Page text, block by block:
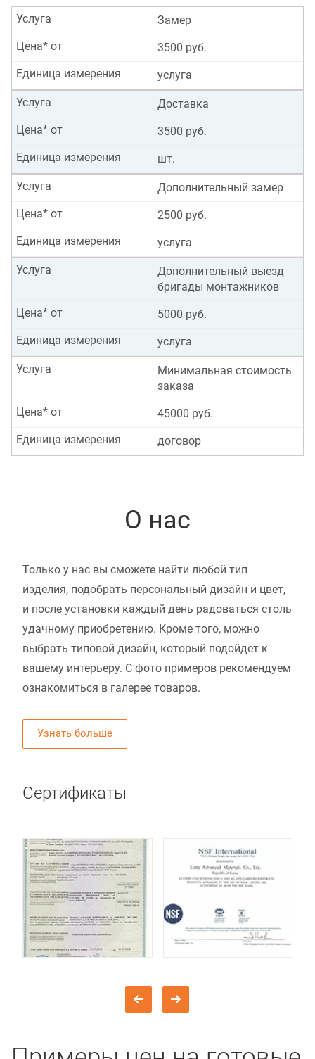
Замер
Услуга
3500 руб.
Цена* от
услуга
Единица измерения
Доставка
Услуга
3500 руб.
Цена* от
шт.
Единица измерения
Дополнительный замер
Услуга
2500 руб.
Цена* от
услуга
Единица измерения
Дополнительный выезд
бригады монтажников
Услуга
5000 руб.
Цена* от
услуга
Единица измерения
Минимальная стоимость
заказа
Услуга
45000 руб.
Цена* от
договор
Единица измерения
О нас
Только у нас вы сможете найти любой тип
изделия, подобрать персональный дизайн и цвет,
и после установки каждый день радоваться столь
удачному приобретению. Кроме того, можно
выбрать типовой дизайн, который подойдет к
вашему интерьеру. С фото примеров рекомендуем
ознакомиться в галерее товаров.
Узнать больше
Сертификаты